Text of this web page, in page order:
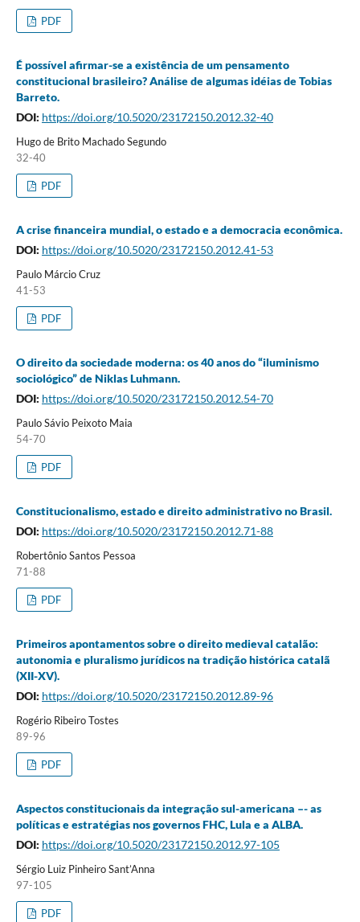
PDF
É possível afirmar-se a existência de um pensamento
constitucional brasileiro? Análise de algumas idéias de Tobias
Barreto.
DOI: https://doi.org/10.5020/23172150.2012.32-40
Hugo de Brito Machado Segundo
32-40
PDF
A crise financeira mundial, o estado e a democracia econômica.
DOI: https://doi.org/10.5020/23172150.2012.41-53
Paulo Márcio Cruz
41-53
PDF
O direito da sociedade moderna: os 40 anos do “iluminismo
sociológico” de Niklas Luhmann.
DOI: https://doi.org/10.5020/23172150.2012.54-70
Paulo Sávio Peixoto Maia
54-70
PDF
Constitucionalismo, estado e direito administrativo no Brasil.
DOI: https://doi.org/10.5020/23172150.2012.71-88
Robertônio Santos Pessoa
71-88
PDF
Primeiros apontamentos sobre o direito medieval catalão:
autonomia e pluralismo jurídicos na tradição histórica catalã
(XII-XV).
DOI: https://doi.org/10.5020/23172150.2012.89-96
Rogério Ribeiro Tostes
89-96
PDF
Aspectos constitucionais da integração sul-americana –- as
políticas e estratégias nos governos FHC, Lula e a ALBA.
DOI: https://doi.org/10.5020/23172150.2012.97-105
Sérgio Luiz Pinheiro Sant’Anna
97-105
PDF